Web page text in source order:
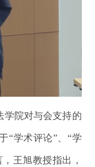
学院对与会支持的
“学术评论”、“学
王旭教授指出，